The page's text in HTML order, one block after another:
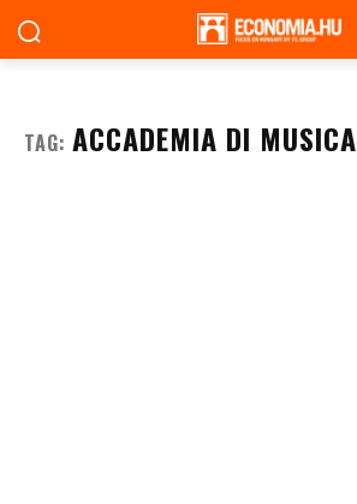
TAG: ACCADEMIA DI MUSICA